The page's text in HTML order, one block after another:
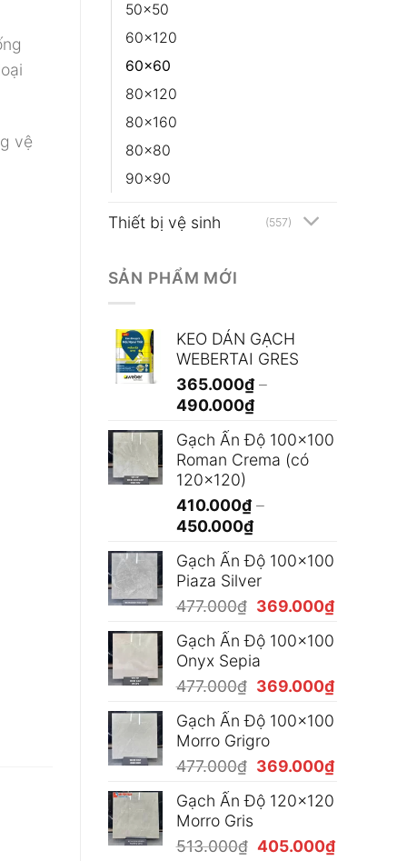
50x50
60x120
60x60
80x120
80x160
80x80
90x90
Thiết bị vệ sinh (557)
SẢN PHẨM MỚI
KEO DÁN GẠCH
WEBERTAI GRES
365.000₫ –
490.000₫Khoảng
từ
365.000₫
490.000₫
Gạch Ấn Độ 100x100
Roman Crema (có
120x120)
410.000₫ –
450.000₫Khoảng
từ
410.000₫
đến
450.000₫
Gạch Ấn Độ 100x100
Piaza Silver
477.000₫ Giá
là:
477.000₫.
369.000₫Giá
tại
Gạch Ấn Độ 100x100
Onyx Sepia
477.000₫ Giá
là:
477.000₫.
369.000₫Giá
tại
Gạch Ấn Độ 100x100
Morro Grigro
477.000₫ Giá
là:
369.000₫Giá
tại
Gạch Ấn Độ 120x120
Morro Gris
513.000₫ Giá
405.000₫Giá
vệ